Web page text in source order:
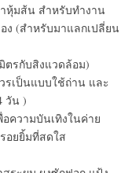
ส้น สำหรับทำงาน
สำหรับมาแลกเปลี่ยน
กับสิงแวดล้อม)
ป็นแบบใช้ถ่าน และ
วัน )
ามบันเทิงในค่าย
ยยิ้มที่สดใส